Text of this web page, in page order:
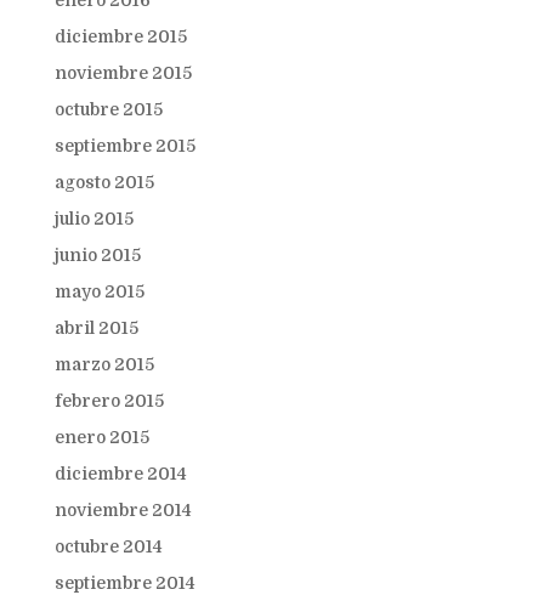
diciembre 2015
noviembre 2015
octubre 2015
septiembre 2015
agosto 2015
julio 2015
junio 2015
mayo 2015
abril 2015
marzo 2015
febrero 2015
enero 2015
diciembre 2014
noviembre 2014
octubre 2014
septiembre 2014